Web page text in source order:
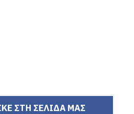
ΣΤΗ ΣΕΛΙΔΑ ΜΑΣ